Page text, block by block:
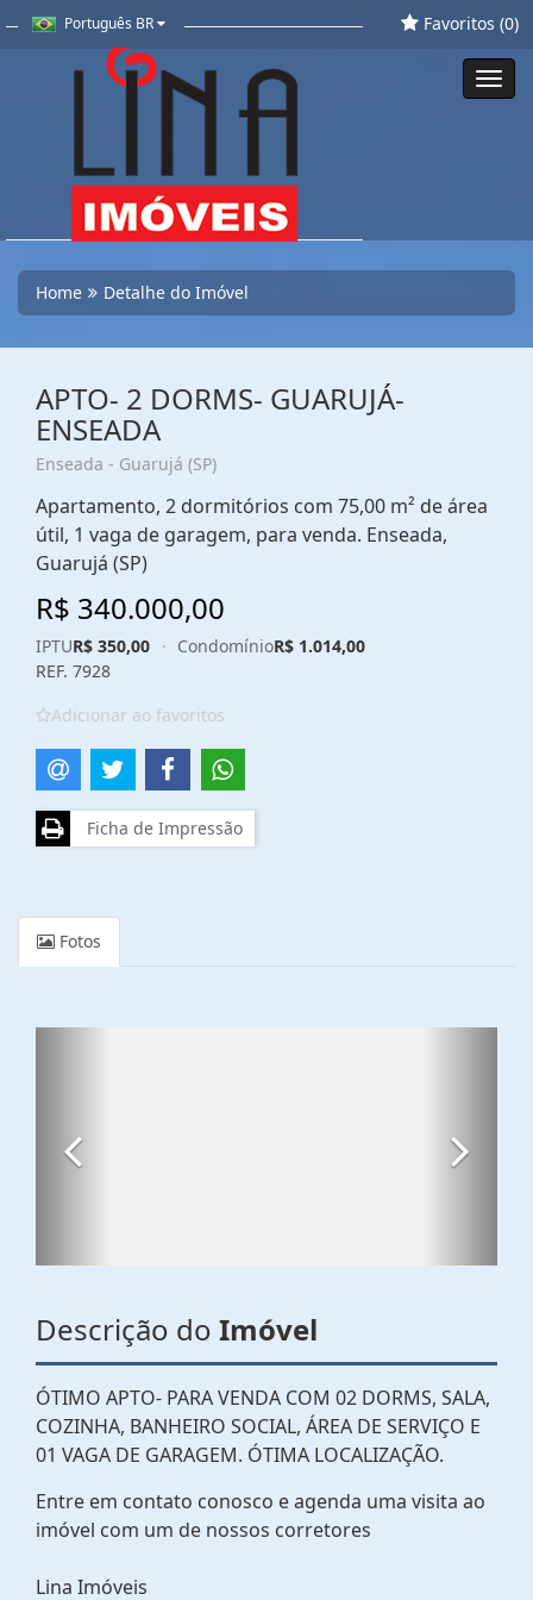
Português BR Favoritos (0)
Home Detalhe do Imóvel
APTO- 2 DORMS- GUARUJÁ-
ENSEADA
Enseada - Guarujá (SP)
Apartamento, 2 dormitórios com 75,00 m² de área
útil, 1 vaga de garagem, para venda. Enseada,
Guarujá (SP)
R$ 340.000,00
IPTUR$ 350,00 · CondomínioR$ 1.014,00
REF. 7928
Adicionar ao favoritos
Ficha de Impressão
Fotos
Descrição do Imóvel
ÓTIMO APTO- PARA VENDA COM 02 DORMS, SALA,
COZINHA, BANHEIRO SOCIAL, ÁREA DE SERVIÇO E
01 VAGA DE GARAGEM. ÓTIMA LOCALIZAÇÃO.
Entre em contato conosco e agenda uma visita ao
imóvel com um de nossos corretores
Lina Imóveis